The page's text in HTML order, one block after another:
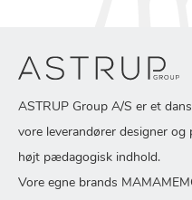
ASTRUP Group A/S er et
vore leverandører designer og
højt pædagogisk indhold.
Vore egne brands